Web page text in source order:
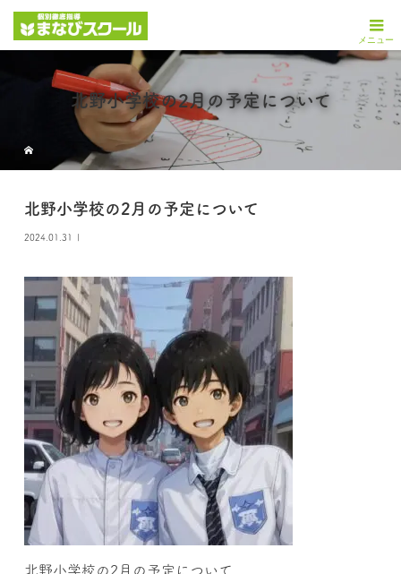
北野小学校の2月の予定について
北野小学校の2月の予定について
2024.01.31
北野小学校の2月の予定について